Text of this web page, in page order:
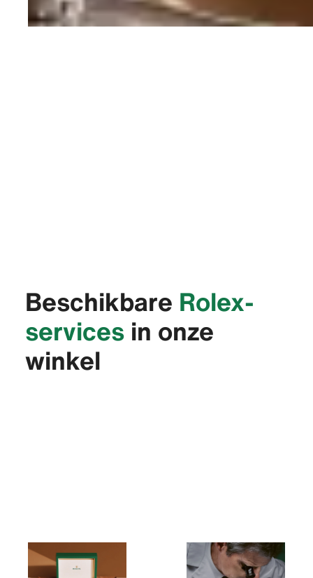
Beschikbare Rolex-
servicesin onze
winkel